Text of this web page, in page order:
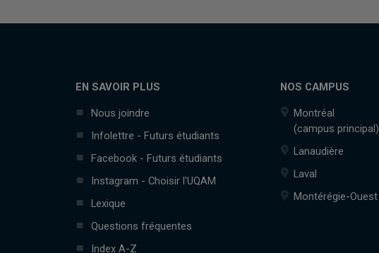
EN SAVOIR PLUS
Nous joindre
Infolettre - Futurs étudiants
Facebook - Futurs étudiants
Instagram - Choisir l'UQAM
Lexique
Questions fréquentes
Index A-Z
NOS CAMPUS
Montréal
(campus principal)
Lanaudière
Laval
Montérégie-Ouest